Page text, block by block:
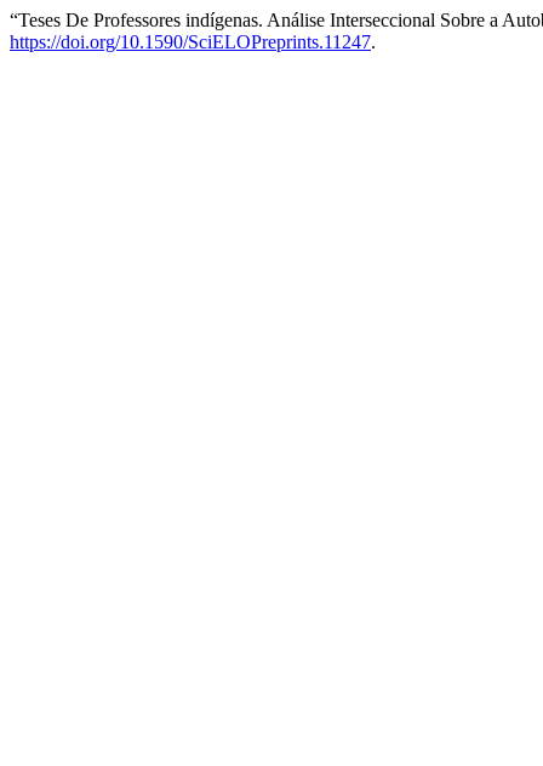
“Teses De Professores indígenas. Análise Interseccional Sobre a
https://doi.org/10.1590/SciELOPreprints.11247.